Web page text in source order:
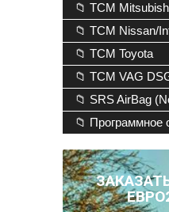
📁 TCM
📁 TCM Nissan/
📁 TCM Toyota
📁 TCM VAG
📁 SRS AirBag
📁 Программное